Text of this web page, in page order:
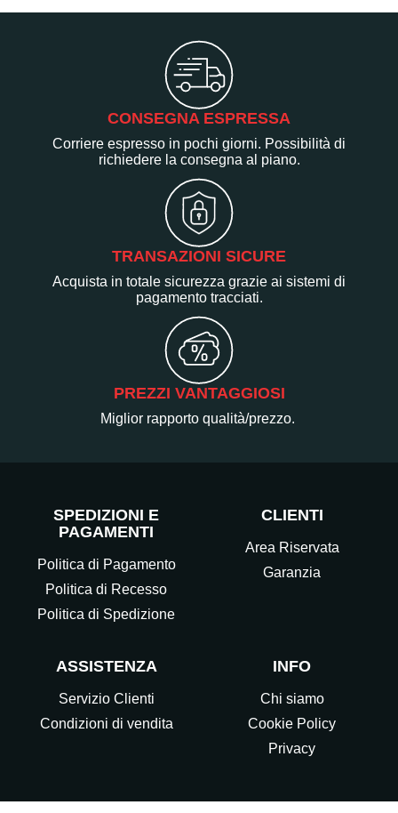
CONSEGNA ESPRESSA
Corriere espresso in pochi giorni. Possibilità di
richiedere la consegna al piano.
TRANSAZIONI SICURE
Acquista in totale sicurezza grazie ai sistemi di
pagamento tracciati.
PREZZI VANTAGGIOSI
Miglior rapporto qualità/prezzo.
SPEDIZIONI E
PAGAMENTI
Politica di Pagamento
Politica di Recesso
Politica di Spedizione
CLIENTI
Area Riservata
Garanzia
ASSISTENZA
Servizio Clienti
Condizioni di vendita
INFO
Chi siamo
Cookie Policy
Privacy